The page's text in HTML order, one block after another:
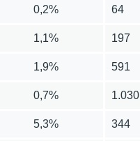
0,2% 64
1,1% 197
1,9% 591
0,7% 1.030
5,3% 344